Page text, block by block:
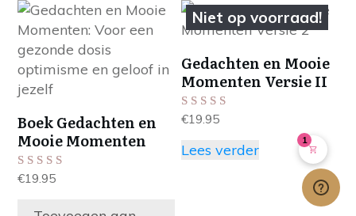
Boek Gedachten en
Mooie Momenten
Gewaardeerd
€19.95
Niet op voorraad!
Gedachten en Mooie
Momenten Versie II
Gewaardeerd
uit 5
€19.95
Lees verder
1